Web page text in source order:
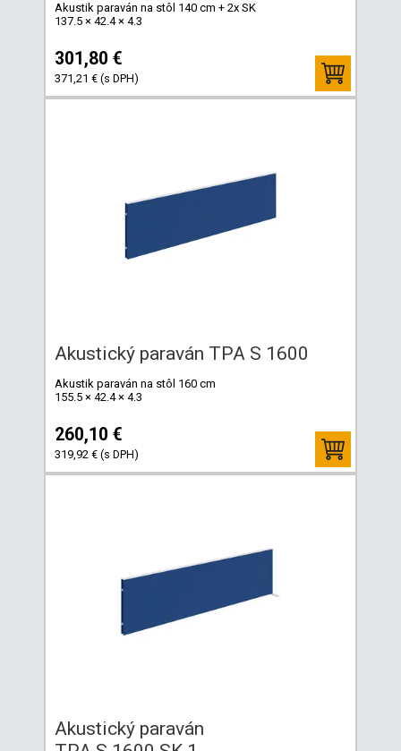
Akustik paraván na stôl 140 cm + 2x SK
137.5 × 42.4 × 4.3
301,80 €
371,21 € (s DPH)
Akustický paraván TPA S 1600
Akustik paraván na stôl 160 cm
155.5 × 42.4 × 4.3
260,10 €
319,92 € (s DPH)
Akustický paraván